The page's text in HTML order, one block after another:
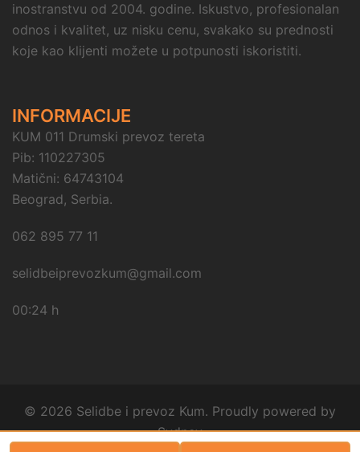
inostranstvu od 2004. godine. Iskustvo, profesionalan
odnos i kvalitet, uz nisku cenu, svakako su prednosti
koje kao klijenti možete u potpunosti iskoristiti.
INFORMACIJE
KUM 011 Drumski prevoz tereta
Pib: 110227305
Matični: 64743104
Beograd, Serbia.
062 895 77 11
selidbeiprevozkum@gmail.com
00:24 h
© 2026 Selidbe i prevoz Kum. Proudly powered by
Sydney